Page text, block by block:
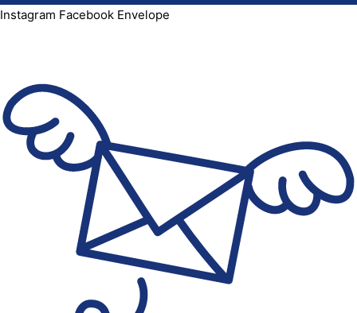
Instagram Facebook Envelope